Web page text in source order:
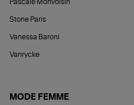
Pascale Monvoisin
Stone Paris
Vanessa Baroni
Vanrycke
MODE FEMME